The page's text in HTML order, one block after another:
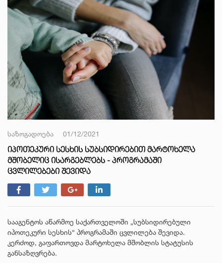
საზოგადოება 01/12/2021
ᲘᲞᲝᲗᲔᲙᲣᲠᲘ ᲡᲔᲡᲮᲘᲡ ᲡᲣᲑᲡᲘᲓᲘᲠᲔᲑᲘᲗ ᲛᲐᲠᲢᲝᲮᲔᲚᲐ
ᲛᲨᲝᲑᲔᲚᲘᲪ ᲘᲡᲐᲠᲒᲔᲑᲚᲔᲑᲡ - ᲞᲠᲝᲒᲠᲐᲛᲐᲨᲘ
ᲪᲕᲚᲘᲚᲔᲑᲔᲑᲘ ᲨᲔᲕᲘᲓᲐ
სააგენტოს აწარმოე საქართველოში „სუბსიდირებული
იპოთეკური სესხის“ პროგრამაში ცვლილება შევიდა.
კერძოდ, გაფართოვდა მარტოხელა მშობლის სტატუსის
განსაზღვრება.